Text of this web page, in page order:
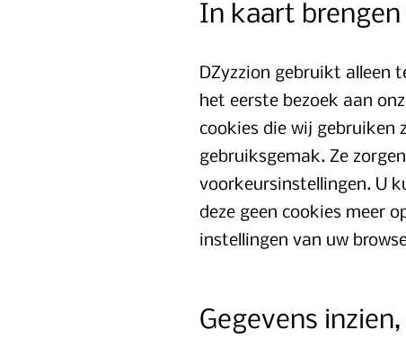
In kaart
DZyzzion gebruikt alleen
het eerste bezoek aan
cookies die wij gebruiken
gebruiksgemak. Ze
voorkeursinstellingen. U
deze geen cookies meer
instellingen van uw
Gegevens